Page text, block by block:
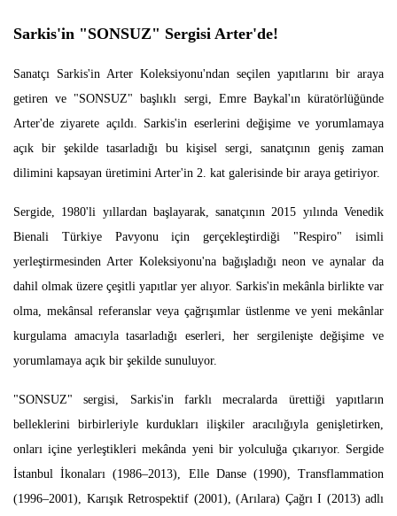
Sarkis'in "SONSUZ" Sergisi Arter'de!
Sanatçı Sarkis'in Arter Koleksiyonu'ndan seçilen yapıtlarını bir araya
getiren ve "SONSUZ" başlıklı sergi, Emre Baykal'ın küratörlüğünde
Arter'de ziyarete açıldı. Sarkis'in eserlerini değişime ve yorumlamaya
açık bir şekilde tasarladığı bu kişisel sergi, sanatçının geniş zaman
dilimini kapsayan üretimini Arter'in 2. kat galerisinde bir araya getiriyor.
Sergide, 1980'li yıllardan başlayarak, sanatçının 2015 yılında Venedik
Bienali Türkiye Pavyonu için gerçekleştirdiği "Respiro" isimli
yerleştirmesinden Arter Koleksiyonu'na bağışladığı neon ve aynalar da
dahil olmak üzere çeşitli yapıtlar yer alıyor. Sarkis'in mekânla birlikte var
olma, mekânsal referanslar veya çağrışımlar üstlenme ve yeni mekânlar
kurgulama amacıyla tasarladığı eserleri, her sergilenişte değişime ve
yorumlamaya açık bir şekilde sunuluyor.
"SONSUZ" sergisi, Sarkis'in farklı mecralarda ürettiği yapıtların
belleklerini birbirleriyle kurdukları ilişkiler aracılığıyla genişletirken,
onları içine yerleştikleri mekânda yeni bir yolculuğa çıkarıyor. Sergide
İstanbul İkonaları (1986–2013), Elle Danse (1990), Transflammation
(1996–2001), Karışık Retrospektif (2001), (Arılara) Çağrı I (2013) adlı